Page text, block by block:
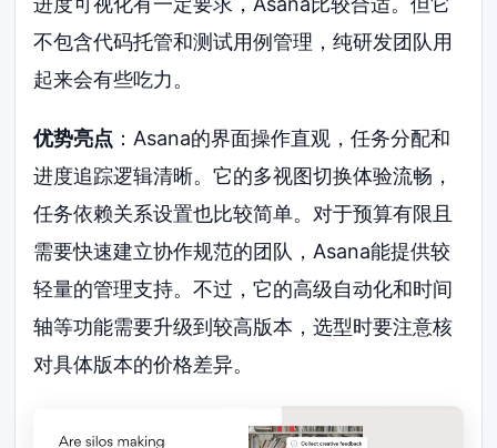
不包含代码托管和测试用例管理，纯研发团队用
起来会有些吃力。
优势亮点 ：Asana的界面操作直观，任务分配和
进度追踪逻辑清晰。它的多视图切换体验流畅，
任务依赖关系设置也比较简单。对于预算有限且
需要快速建立协作规范的团队，Asana能提供较
轻量的管理支持。不过，它的高级自动化和时间
轴等功能需要升级到较高版本，选型时要注意核
对具体版本的价格差异。